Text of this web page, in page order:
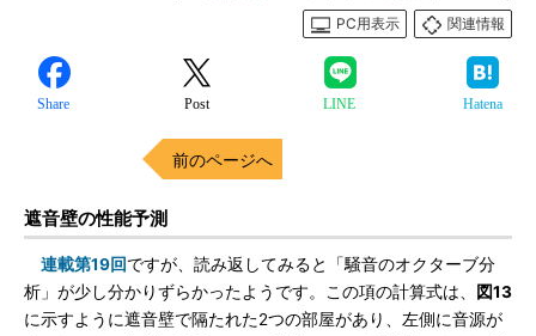
PC用表示
関連情報
Share Post LINE Hatena
前のページへ
遮音壁の性能予測
連載第19回ですが、読み返してみると「騒音のオクターブ分
析」が少し分かりずらかったようです。この項の計算式は、
図13
に示すように遮音壁で隔たれた2つの部屋があり、左側に音源が